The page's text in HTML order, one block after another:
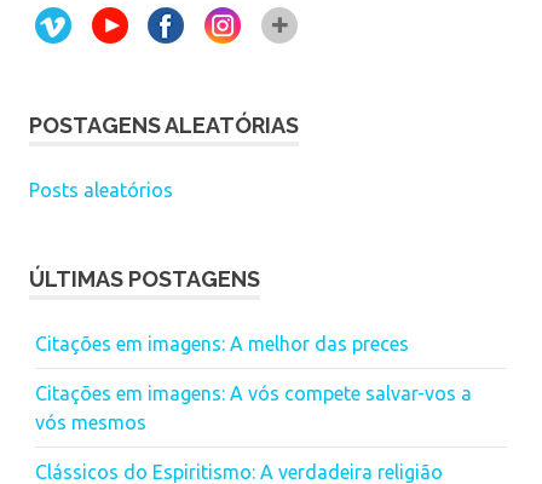
POSTAGENS ALEATÓRIAS
Posts aleatórios
ÚLTIMAS POSTAGENS
Citações em imagens: A melhor das preces
Citações em imagens: A vós compete salvar-vos a
vós mesmos
Clássicos do Espiritismo: A verdadeira religião